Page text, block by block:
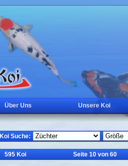
Über Uns Unsere Koi
Koi Suche:
595 Koi Seite 10 von 60